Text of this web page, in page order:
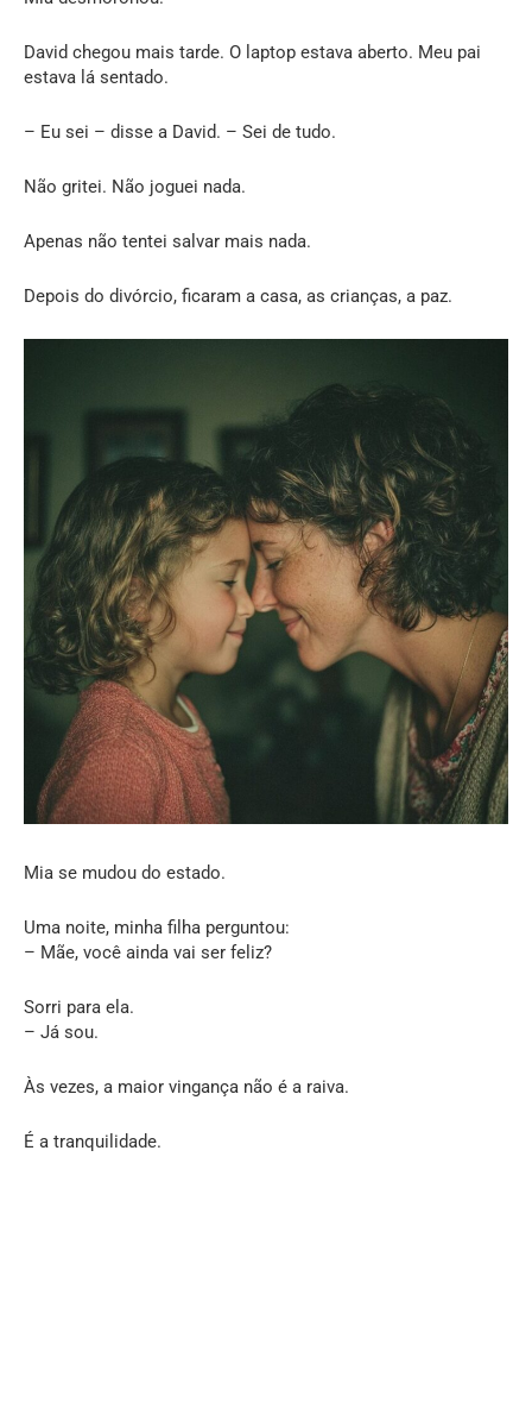
David chegou mais tarde. O laptop estava aberto. Meu pai
estava lá sentado.
– Eu sei – disse a David. – Sei de tudo.
Não gritei. Não joguei nada.
Apenas não tentei salvar mais nada.
Depois do divórcio, ficaram a casa, as crianças, a paz.
Mia se mudou do estado.
Uma noite, minha filha perguntou:
– Mãe, você ainda vai ser feliz?
Sorri para ela.
– Já sou.
Às vezes, a maior vingança não é a raiva.
É a tranquilidade.